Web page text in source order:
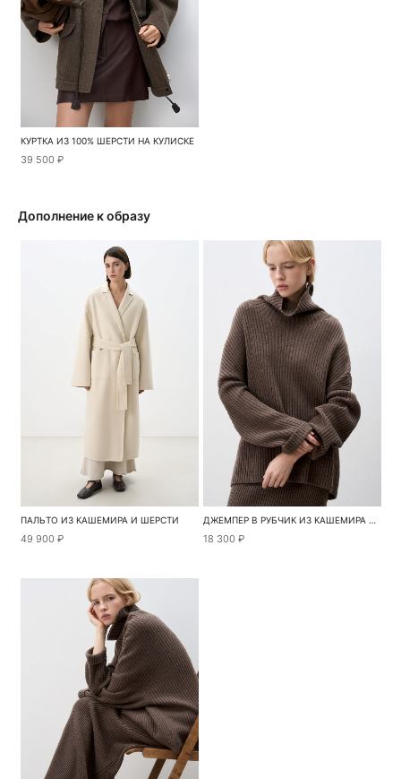
КУРТКА ИЗ 100% ШЕРСТИ НА КУЛИСКЕ
39 500 ₽
Дополнение к образу
ПАЛЬТО ИЗ КАШЕМИРА И ШЕРСТИ
49 900 ₽
ДЖЕМПЕР В РУБЧИК ИЗ КАШЕМИРА И ШЕРСТИ
18 300 ₽